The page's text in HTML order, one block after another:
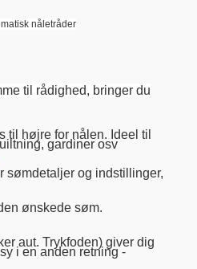
nåletråder
til rådighed, bringer du
til højre for nålen. Ideel til
gardiner osv
sømdetaljer og indstillinger,
ønskede søm.
aut. Trykfoden) giver dig
i en anden retning -